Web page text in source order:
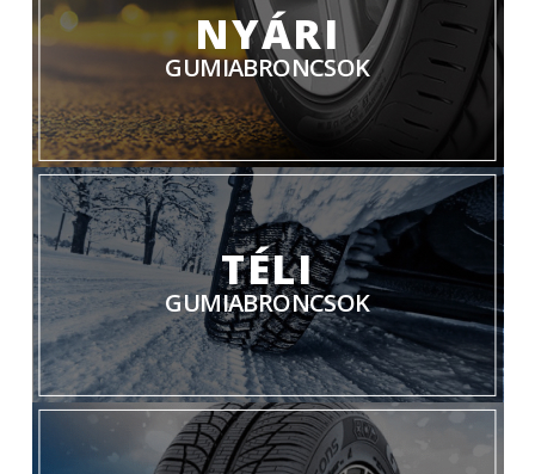
NYÁRI
GUMIABRONCSOK
TÉLI
GUMIABRONCSOK